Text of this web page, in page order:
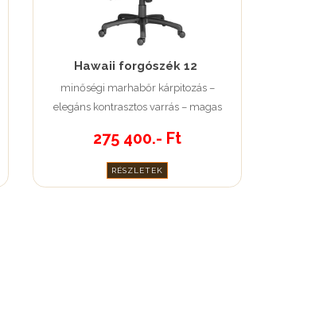
Hawaii forgószék 12
minőségi marhabőr kárpitozás –
elegáns kontrasztos varrás – magas
275 400.- Ft
RÉSZLETEK